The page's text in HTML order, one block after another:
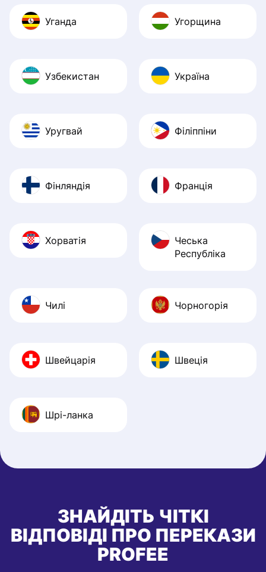
Уганда Угорщина
Узбекистан Україна
Уругвай Філіппіни
Фінляндія Франція
Хорватія
Чеська
Республіка
Чилі Чорногорія
Швейцарія Швеція
Шрі-ланка
ЗНАЙДІТЬ ЧІТКІ
ВІДПОВІДІ ПРО ПЕРЕКАЗИ
PROFEE